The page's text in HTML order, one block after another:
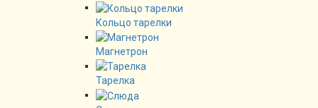
Кольцо тарелки
Магнетрон
Тарелка